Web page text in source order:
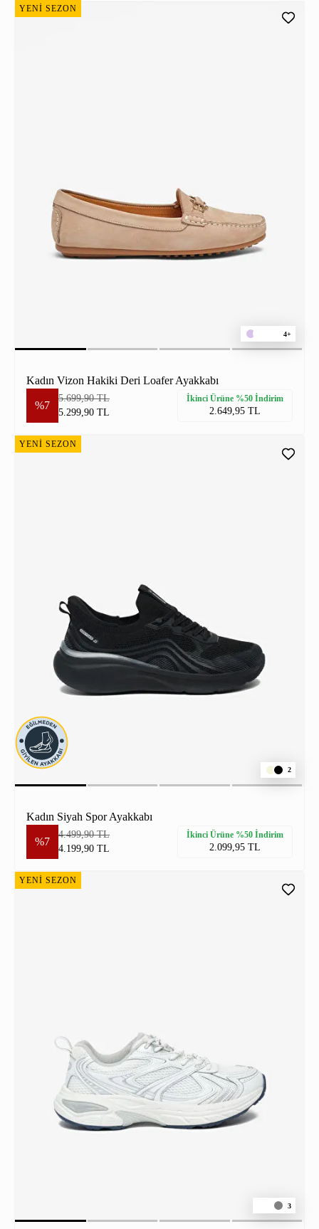
YENİ SEZON
4+
Kadın Vizon Hakiki Deri Loafer Ayakkabı
%7
5.699,90 TL
5.299,90 TL
İkinci Ürüne %50 İndirim
2.649,95 TL
YENİ SEZON
2
Kadın Siyah Spor Ayakkabı
%7
4.499,90 TL
4.199,90 TL
İkinci Ürüne %50 İndirim
2.099,95 TL
YENİ SEZON
3